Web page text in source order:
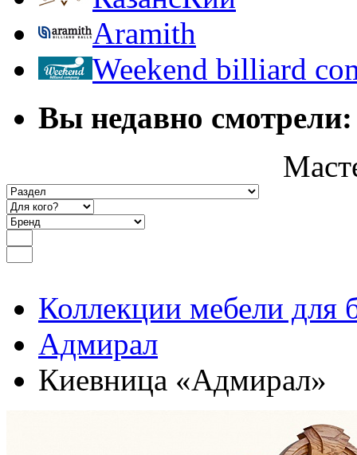
Aramith
Weekend billiard
Вы недавно смотрели:
Коллекции мебели для
Адмирал
Киевница «Адмирал»